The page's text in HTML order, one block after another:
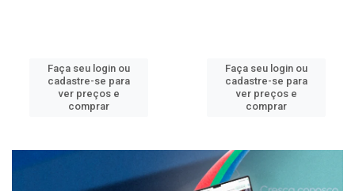
Faça seu login ou
cadastre-se para
ver preços e
comprar
Faça seu login ou
cadastre-se para
ver preços e
comprar